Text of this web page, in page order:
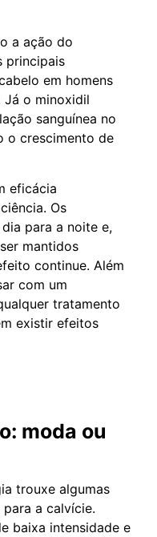
a ação do
principais
em homens
Já o minoxidil
sanguínea no
o crescimento de
eficácia
Os
para a noite e,
mantidos
continue. Além
com um
tratamento
existir efeitos
moda ou
trouxe algumas
a calvície.
baixa intensidade e